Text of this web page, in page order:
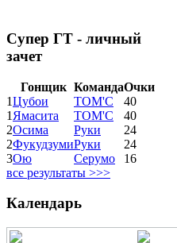
Супер ГТ - личный
зачет
Гонщик КомандаОчки
1Цубои ТОМ'С
40
1 Ямасита ТОМ'С
40
2Осима Руки
24
2ФукудзумиРуки
24
3Ою Серумо
16
все результаты >>>
Календарь